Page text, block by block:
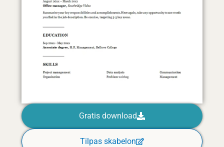
Gratis download
Tilpas skabelon